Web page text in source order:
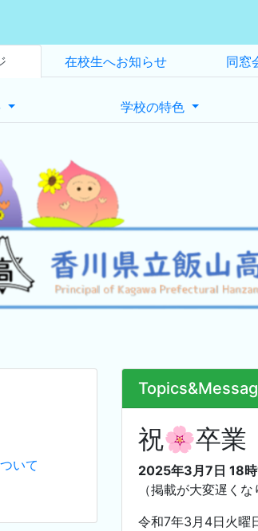
在校生へお知らせ 同窓
学校の特色
いて
祝🌸卒業
2025年3月7日 18
（掲載が大変遅くな
令和7年3月4日火曜